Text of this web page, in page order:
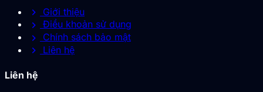
chevron_right Giới thiệu
chevron_right Điều khoản sử dụng
chevron_right Chính sách bảo mật
chevron_right Liên hệ
Liên hệ